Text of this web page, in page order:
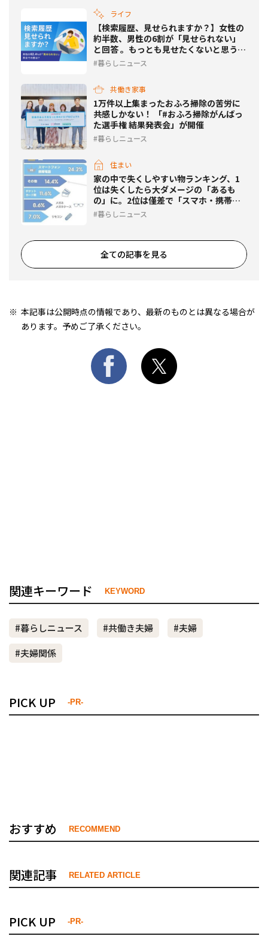
ライフ
【検索履歴、見せられますか？】女性の
約半数、男性の6割が「見せられない」
と回答 。もっとも見せたくないと思う相
手は誰？
暮らしニュース
共働き家事
1万件以上集まったおふろ掃除の苦労に
共感しかない！ 「#おふろ掃除がんばっ
た選手権 結果発表会」が開催
暮らしニュース
住まい
家の中で失くしやすい物ランキング、1
位は失くしたら大ダメージの「あるも
の」に。2位は僅差で「スマホ・携帯」
がランクイン
暮らしニュース
全ての記事を見る
本記事は公開時点の情報であり、最新のものとは異なる場合が
あります。予めご了承ください。
関連キーワード KEYWORD
#暮らしニュース #共働き夫婦
#夫婦
#夫婦関係
PICK UP -PR-
おすすめ RECOMMEND
関連記事 RELATED ARTICLE
PICK UP -PR-